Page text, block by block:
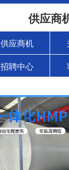
供应商
供应商机
招聘中心